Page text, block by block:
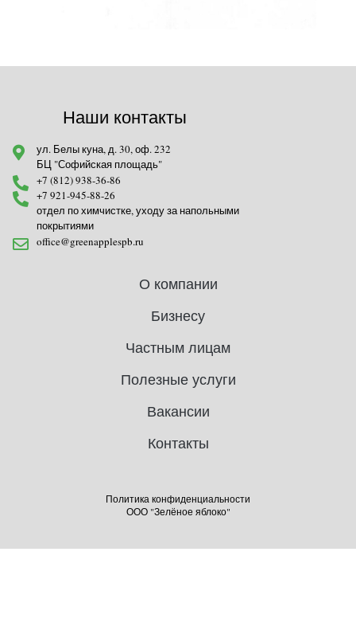
О компании
Бизнесу
Частным лицам
Полезные услуги
Вакансии
Контакты
Наши контакты
ул. Белы куна, д. 30, оф. 232
БЦ "Софийская площадь"
+7 (812) 938-36-86
+7 921-945-88-26
отдел по химчистке, уходу за напольными
покрытиями
office@greenapplespb.ru
Политика конфиденциальности
ООО "Зелёное яблоко"